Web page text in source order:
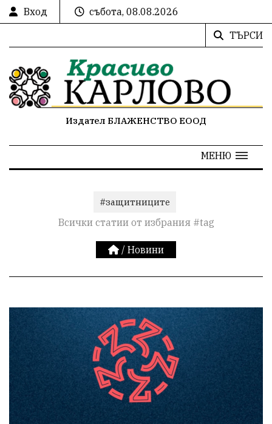
Вход
събота, 08.08.2026
ТЪРСИ
Издател БЛАЖЕНСТВО ЕООД
МЕНЮ
#защитниците
Всички статии от избрания #tag
/ Новини